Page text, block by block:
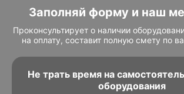
Заполняй форму и наш
Проконсультирует о наличии
на оплату, составит полную смету по
Не трать время на
оборудования
Alternative:
Alternative: